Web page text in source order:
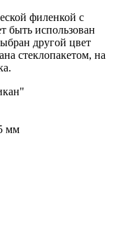
филенкой с
быть использован
другой цвет
стеклопакетом, на
мм